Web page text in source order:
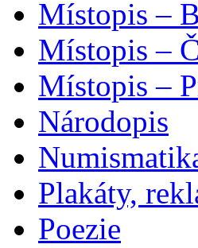
Místopis –
Místopis –
Místopis –
Národopis
Plakáty,
Poezie